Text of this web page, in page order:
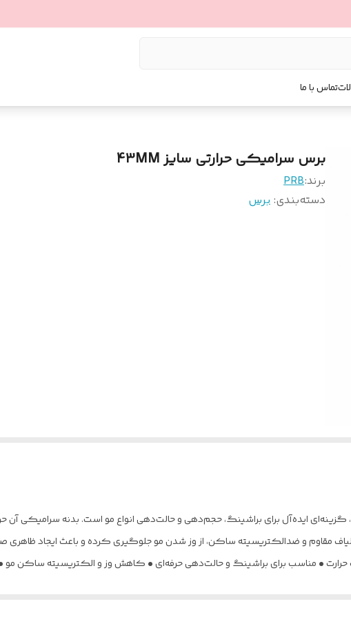
تماس با ما
برس سرامیکی حرارتی سایز 43MM
برند:PRB
دسته‌بندی: برس
ایده‌آل برای براشینگ، حجم‌دهی و حالت‌دهی انواع مو است. بدنه سرامیکی
و ضدالکتریسیته ساکن، از وز شدن مو جلوگیری کرده و باعث ایجاد ظاهری
حرارت • مناسب برای براشینگ و حالت‌دهی حرفه‌ای • کاهش وز و الکتریسیته ساکن